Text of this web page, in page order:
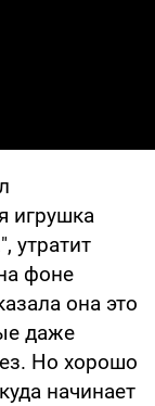
игрушка
утратит
фоне
она это
даже
Но хорошо
начинает